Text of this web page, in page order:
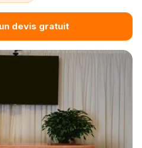
devis gratuit